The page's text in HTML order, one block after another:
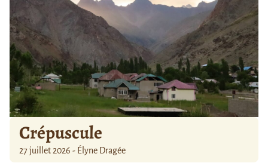
Crépuscule
27 juillet 2026 - Élyne Dragée